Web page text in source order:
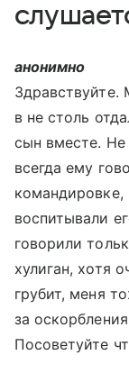
анонимно
Здравствуйте.
в не столь
сын вместе.
всегда ему
командировке,
воспитывали
говорили
хулиган, хотя
грубит, меня
за
Посоветуйте